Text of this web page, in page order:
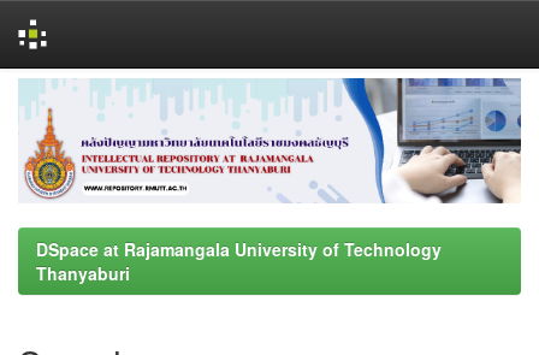
navigation
DSpace at Rajamangala University of Technology
Thanyaburi